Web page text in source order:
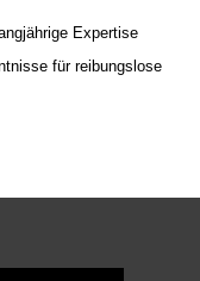
Expertise
für reibungslose